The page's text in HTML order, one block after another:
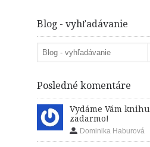
Blog - vyhľadávanie
Posledné komentáre
Vydáme Vám knihu
zadarmo!
Dominika Haburová